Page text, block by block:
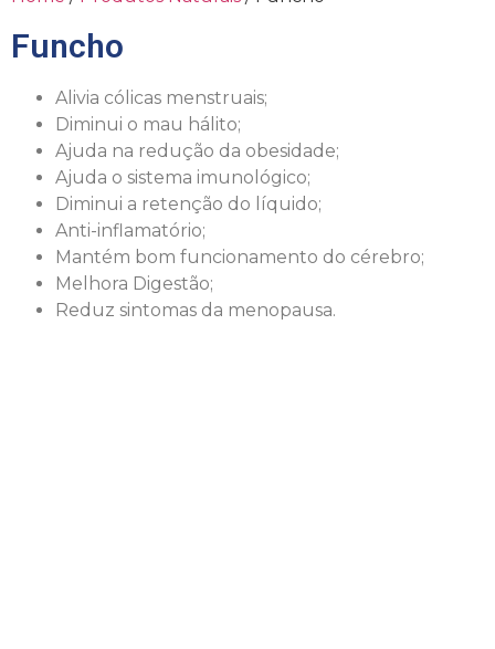
Funcho
Alivia cólicas menstruais;
Diminui o mau hálito;
Ajuda na redução da obesidade;
Ajuda o sistema imunológico;
Diminui a retenção do líquido;
Anti-inflamatório;
Mantém bom funcionamento do cérebro;
Melhora Digestão;
Reduz sintomas da menopausa.